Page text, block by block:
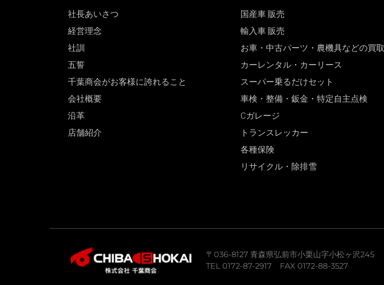
社長あいさつ
経営理念
社訓
五誓
千葉商会がお客様に誇れること
会社概要
沿革
店舗紹介
国産車 販売
輸入車 販売
お車・中古パーツ・農機具などの買取
カーレンタル・カーリース
スーパー乗るだけセット
車検・整備・鈑金・特定自主点検
Cガレージ
トランスレッカー
各種保険
リサイクル・除排雪
〒036-8127 青森県弘前市小栗山字小松ヶ沢245
TEL 0172-87-2917 FAX 0172-88-3527